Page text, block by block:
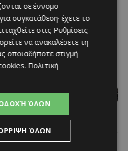
Ιωάννη
Έτοιμη να
σε έννομο
συγκατάθεση· έχετε το
στις Ρυθμίσεις
να ανακαλέσετε τη
οποιαδήποτε στιγμή
. Πολιτική
ΌΛΩΝ
ΌΛΩΝ